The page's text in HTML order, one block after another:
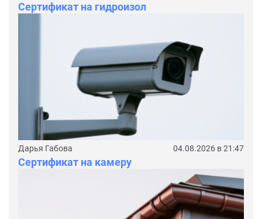
Сертификат на гидроизол
Дарья Габова 04.08.2026 в 21:47
Сертификат на камеру